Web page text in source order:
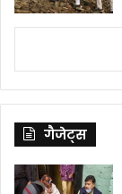
गैजेट्स